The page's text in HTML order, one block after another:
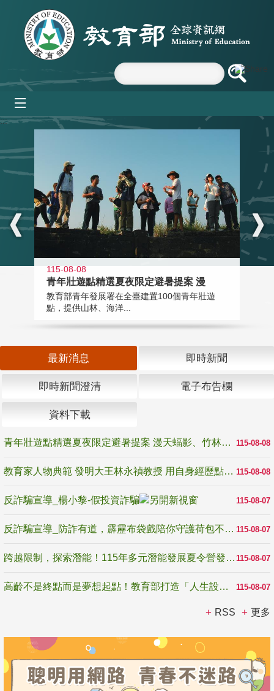
跳到主要內容區塊
:::
115-08-08
青年壯遊點精選夏夜限定避暑提案 漫
教育部青年發展署在全臺建置100個青年壯遊
點，提供山林、海洋...
最新消息 即時新聞
即時新聞澄清 電子布告欄
資料下載
115-08-08
青年壯遊點精選夏夜限定避暑提案 漫天蝠影、竹林尋蛙、茶香夜觀 邀青年暮色出發
115-08-08
教育家人物典範 發明大王林永禎教授 用自身經歷點亮學生的路
115-08-07
反詐騙宣導_楊小黎-假投資詐騙
115-08-07
反詐騙宣導_防詐有道，霹靂布袋戲陪你守護荷包不受騙
115-08-07
跨越限制，探索潛能！115年多元潛能發展夏令營發掘生命無限可能
115-08-07
高齡不是終點而是夢想起點！教育部打造「人生設計夢工場」 參展第3屆高齡健康產業博覽會
RSS 更多